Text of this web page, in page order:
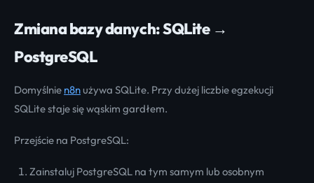
Zmiana bazy danych: SQLite →
PostgreSQL
Domyślnie n8nużywa SQLite. Przy dużej liczbie egzekucji
SQLite staje się wąskim gardłem.
Przejście na PostgreSQL:
Zainstaluj PostgreSQL na tym samym lub osobnym